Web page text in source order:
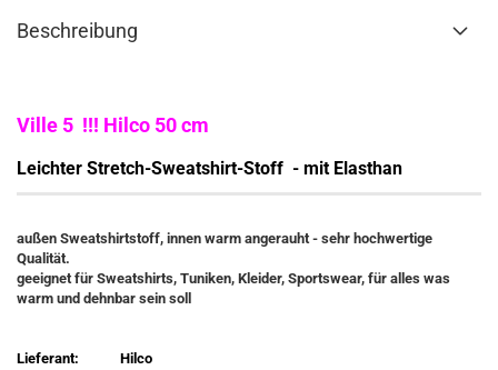
Beschreibung
Ville 5 !!! Hilco 50 cm
Leichter Stretch-Sweatshirt-Stoff - mit Elasthan
außen Sweatshirtstoff, innen warm angerauht - sehr hochwertige
Qualität.
geeignet für Sweatshirts, Tuniken, Kleider, Sportswear, für alles was
warm und dehnbar sein soll
Lieferant:
Hilco